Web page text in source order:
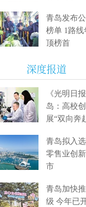
青岛发布
榜单 1路
顶榜首
深度报道
《光明日
岛：高校
展“双向奔
青岛拟入
零售业创
市
青岛加快
级 今年已